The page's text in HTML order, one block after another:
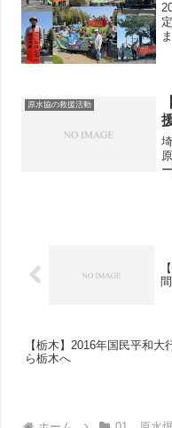
原水協の救援活動
【栃木】2016年国民平和
ら栃木へ